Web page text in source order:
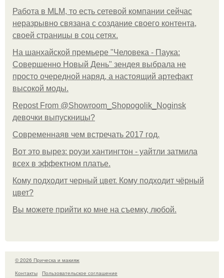
Работа в MLM, то есть сетевой компании сейчас
неразрывно связана с создание своего контента,
своей страницы в соц сетях.
На шанхайской премьере "Человека - Паука:
Совершенно Новый День" зендея выбрала не
просто очередной наряд, а настоящий артефакт
высокой моды.
Repost From @Showroom_Shopogolik_Noginsk
девочки выпускницы?
Современнаяв чем встречать 2017 год.
Вот это вырез: роузи хантингтон - уайтли затмила
всех в эффектном платьe.
Кому подходит черный цвет. Кому подходит чёрный
цвет?
Вы можете прийти ко мне на съемку, любой.
© 2026 Прическа и макияж
Контакты
Пользовательское соглашение